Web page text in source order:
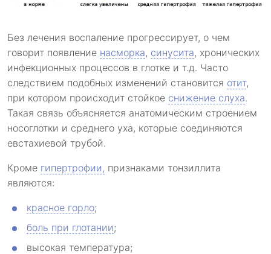
Без лечения воспаление прогрессирует, о чем
говорит появление насморка, синусита, хронических
инфекционных процессов в глотке и т.д. Часто
следствием подобных изменений становится отит,
при котором происходит стойкое снижение слуха.
Такая связь объясняется анатомическим строением
носоглотки и среднего уха, которые соединяются
евстахиевой трубой.
Кроме гипертрофии, признаками тонзиллита
являются:
красное горло;
боль при глотании;
высокая температура;